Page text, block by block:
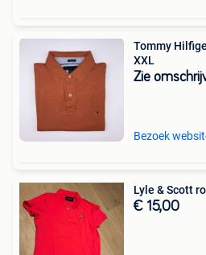
Tommy
XXL
Zie
Bezoek
Lyle & Scott
€ 15,00